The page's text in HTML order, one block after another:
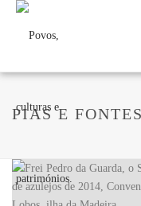
PIAS E FONTES